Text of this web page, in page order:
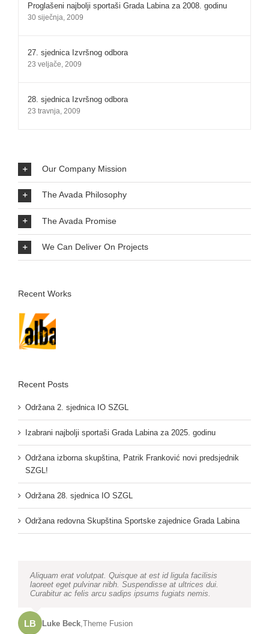
Proglašeni najbolji sportaši Grada Labina za 2008. godinu
30 siječnja, 2009
27. sjednica Izvršnog odbora
23 veljače, 2009
28. sjednica Izvršnog odbora
23 travnja, 2009
Our Company Mission
The Avada Philosophy
The Avada Promise
We Can Deliver On Projects
Recent Works
Recent Posts
Održana 2. sjednica IO SZGL
Izabrani najbolji sportaši Grada Labina za 2025. godinu
Održana izborna skupština, Patrik Franković novi predsjednik
SZGL!
Održana 28. sjednica IO SZGL
Održana redovna Skupština Sportske zajednice Grada Labina
Neque porro quisquam est, qui dolorem ipsum quia dolor sit
amet, consec tetur, adipisci velit, sed quia non numquam
eius modi tempora voluptas amets unser.
JD John Doe,My Company
Aliquam erat volutpat. Quisque at est id ligula facilisis
laoreet eget pulvinar nibh. Suspendisse at ultrices dui.
Curabitur ac felis arcu sadips ipsums fugiats nemis.
LB Luke Beck Theme Fusion